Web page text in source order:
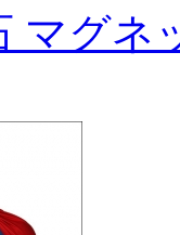
マグネ